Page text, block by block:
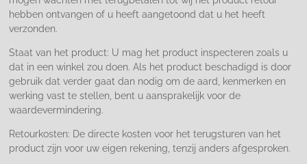
hebben ontvangen of u heeft aangetoond dat u het heeft
verzonden.
Staat van het product: U mag het product inspecteren zoals u
dat in een winkel zou doen. Als het product beschadigd is door
gebruik dat verder gaat dan nodig om de aard, kenmerken en
werking vast te stellen, bent u aansprakelijk voor de
waardevermindering.
Retourkosten: De directe kosten voor het terugsturen van het
product zijn voor uw eigen rekening, tenzij anders afgesproken.